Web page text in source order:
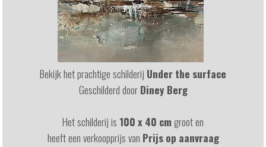
Bekijk het prachtige schilderij Under the surface
Geschilderd doorDiney Berg
Het schilderij is 100 x 40 cmgroot en
heeft een verkoopprijs van Prijs op aanvraag